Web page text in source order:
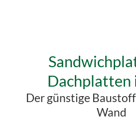
Dachplatten
Der günstige
Wand